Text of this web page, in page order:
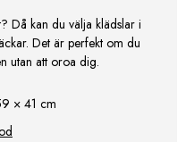
Då kan du välja klädslar i
Det är perfekt om du
utan att oroa dig.
× 41 cm